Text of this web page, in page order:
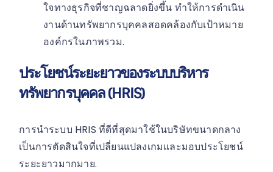
ใจทางธุรกิจที่ชาญฉลาดยิ่งขึ้น ทำให้การดำเนิน
งานด้านทรัพยากรบุคคลสอดคล้องกับเป้าหมาย
องค์กรในภาพรวม.
ประโยชน์ระยะยาวของระบบบริหาร
ทรัพยากรบุคคล (HRIS)
การนำระบบ HRIS ที่ดีที่สุดมาใช้ในบริษัทขนาดกลาง
เป็นการตัดสินใจที่เปลี่ยนแปลงเกมและมอบประโยชน์
ระยะยาวมากมาย.